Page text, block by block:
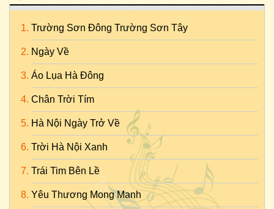
Trường Sơn Đông Trường Sơn Tây
Ngày Về
Áo Lụa Hà Đông
Chân Trời Tím
Hà Nội Ngày Trở Về
Trời Hà Nội Xanh
Trái Tim Bên Lề
Yêu Thương Mong Manh